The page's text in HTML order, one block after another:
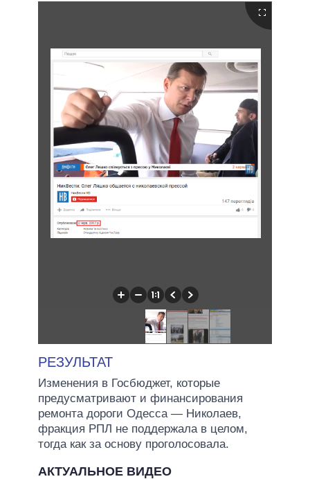
РЕЗУЛЬТАТ
Изменения в Госбюджет, которые
предусматривают и финансирования
ремонта дороги Одесса — Николаев,
фракция РПЛ не поддержала в целом,
тогда как за основу проголосовала.
АКТУАЛЬНОЕ ВИДЕО